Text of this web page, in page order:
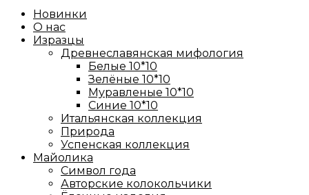
Новинки
О нас
Изразцы
Древнеславянская мифология
Белые 10*10
Зелёные 10*10
Муравленые 10*10
Синие 10*10
Итальянская коллекция
Природа
Успенская коллекция
Майолика
Символ года
Авторские колокольчики